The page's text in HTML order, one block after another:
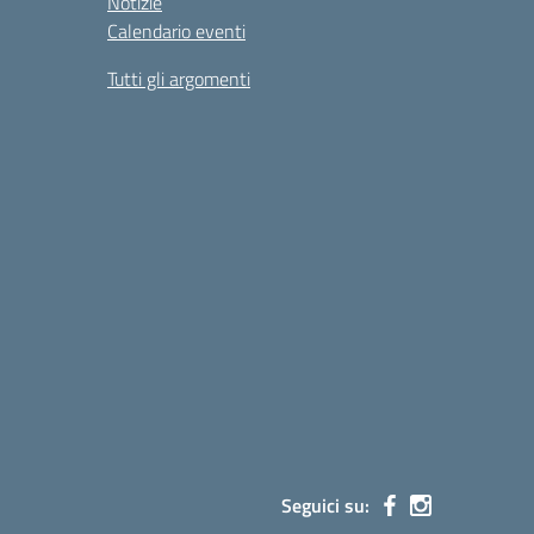
Calendario eventi
Tutti gli argomenti
Seguici su: